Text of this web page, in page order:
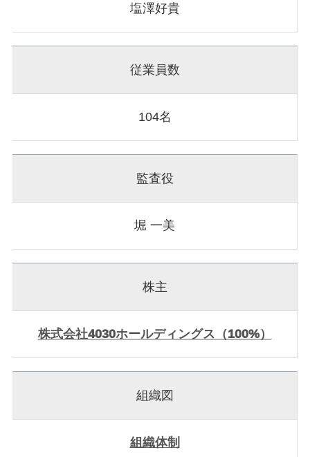
塩澤好貴
従業員数
104名
監査役
堀 一美
株主
株式会社4030ホールディングス（100%）
組織図
組織体制